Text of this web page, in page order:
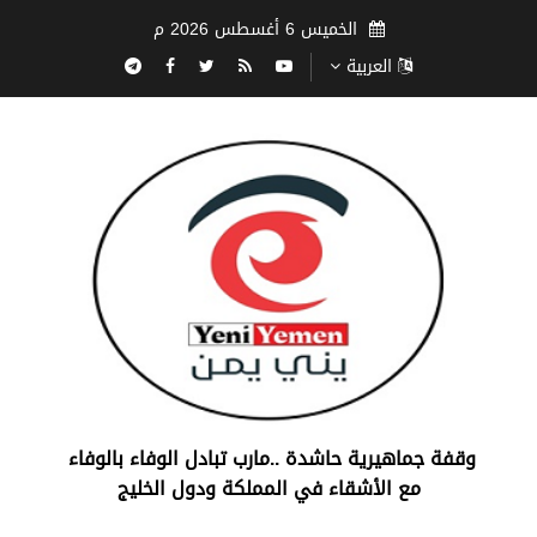
الخميس 6 أغسطس 2026 م
العربية
‏وقفة جماهيرية حاشدة ..مارب ‏تبادل الوفاء بالوفاء ‏
مع الأشقاء في المملكة ودول الخليج